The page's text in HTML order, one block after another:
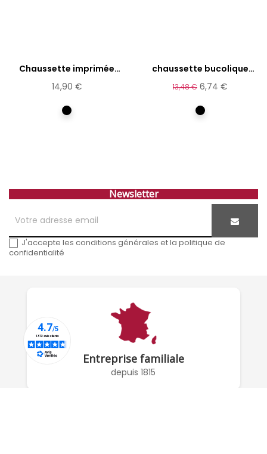
Chaussette imprimée
bambou...
14,90 €
Multicolore
chaussette bucolique
bambou
13,48 € 6,74 €
Multicolore
Newsletter
J'accepte les conditions générales et la politique de
confidentialité
Entreprise familiale
depuis 1815